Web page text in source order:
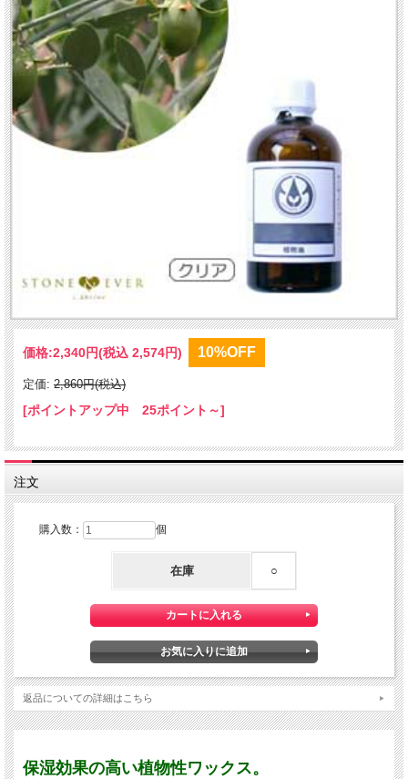
価格:2,340円(税込 2,574円) 10%OFF
定価: 2,860円(税込)
[ポイントアップ中 25ポイント～]
注文
購入数： 個
在庫 ○
返品についての詳細はこちら
保湿効果の高い植物性ワックス。